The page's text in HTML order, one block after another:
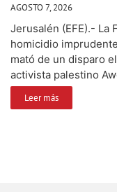
AGOSTO 7, 2026
Jerusalén (EFE).- La
homicidio
mató de un disparo
activista palestino
Leer más